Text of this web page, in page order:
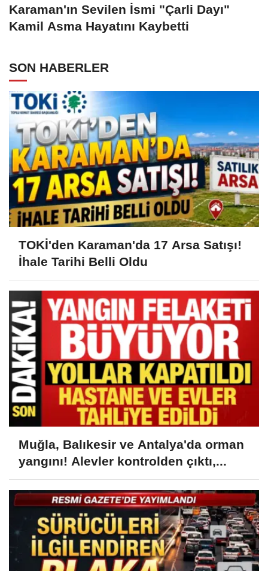
Karaman'ın Sevilen İsmi "Çarli Dayı"
Kamil Asma Hayatını Kaybetti
SON HABERLER
TOKİ'den Karaman'da 17 Arsa Satışı!
İhale Tarihi Belli Oldu
Muğla, Balıkesir ve Antalya'da orman
yangını! Alevler kontrolden çıktı,...